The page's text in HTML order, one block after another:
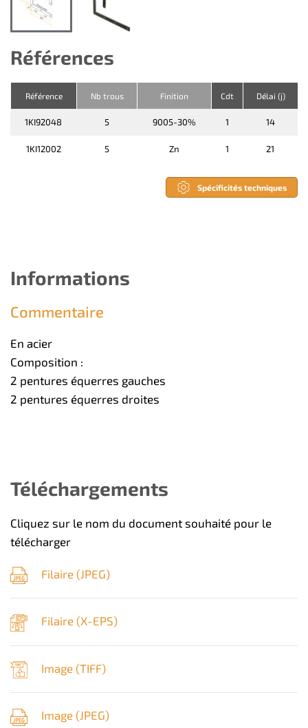
Références
Référence Nb trous Finition Cdt Délai (j)
1KI92048 5 9005-30% 1 14
1KI12002 5 Zn 1 21
Spécificités techniques
Informations
Commentaire
En acier
Composition :
2 pentures équerres gauches
2 pentures équerres droites
Téléchargements
Cliquez sur le nom du document souhaité pour le
télécharger
Filaire (JPEG)
Filaire (X-EPS)
Image (TIFF)
Image (JPEG)